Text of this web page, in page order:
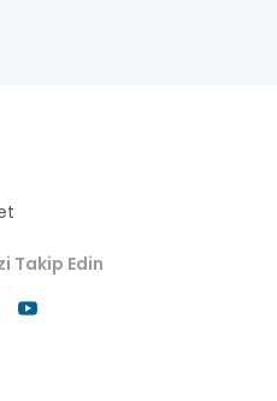
Takip Edin